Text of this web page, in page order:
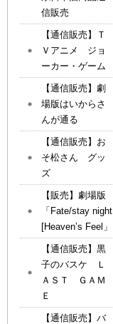
信販売
【通信販売】Ｔ
Ｖアニメ ジョ
ーカー・ゲーム
【通信販売】劇
場版はいからさ
んが通る
【通信販売】お
そ松さん グッ
ズ
【販売】劇場版
「Fate/stay night
[Heaven’s Feel」
【通信販売】黒
子のバスケ Ｌ
ＡＳＴ ＧＡＭ
Ｅ
【通信販売】バ